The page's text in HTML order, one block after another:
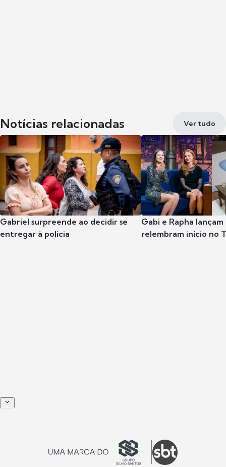
Notícias relacionadas Ver tudo
Gabriel surpreende ao decidir se
entregar à polícia
Gabi e Rapha
relembram início no